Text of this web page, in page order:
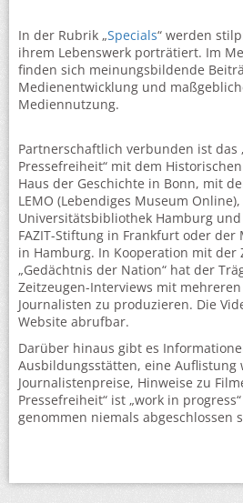
In der Rubrik „Specials“ werden
ihrem Lebenswerk porträtiert. Im
finden sich meinungsbildende
Medienentwicklung und
Mediennutzung.
Partnerschaftlich verbunden ist das
Pressefreiheit“ mit dem
Haus der Geschichte in Bonn, mit
LEMO (Lebendiges Museum
Universitätsbibliothek Hamburg
FAZIT-Stiftung in Frankfurt oder
in Hamburg. In Kooperation mit der
„Gedächtnis der Nation“ hat der
Zeitzeugen-Interviews mit
Journalisten zu produzieren. Die
Website abrufbar.
Darüber hinaus gibt es
Ausbildungsstätten, eine
Journalistenpreise, Hinweise zu
Pressefreiheit“ ist „work in
genommen niemals abgeschlossen